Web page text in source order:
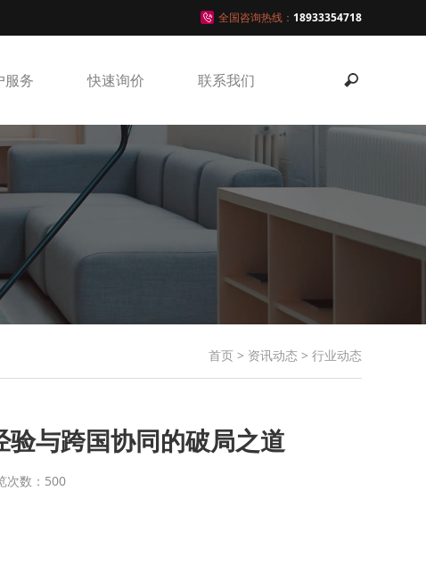
全国咨询热线： 18933354718
服务 快速询价 联系我们
首页 > 资讯动态 > 行业动态
与跨国协同的破局之道
次数：500